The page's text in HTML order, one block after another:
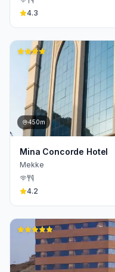
4.3
450m
Mina Concorde Hotel
Mekke
4.2